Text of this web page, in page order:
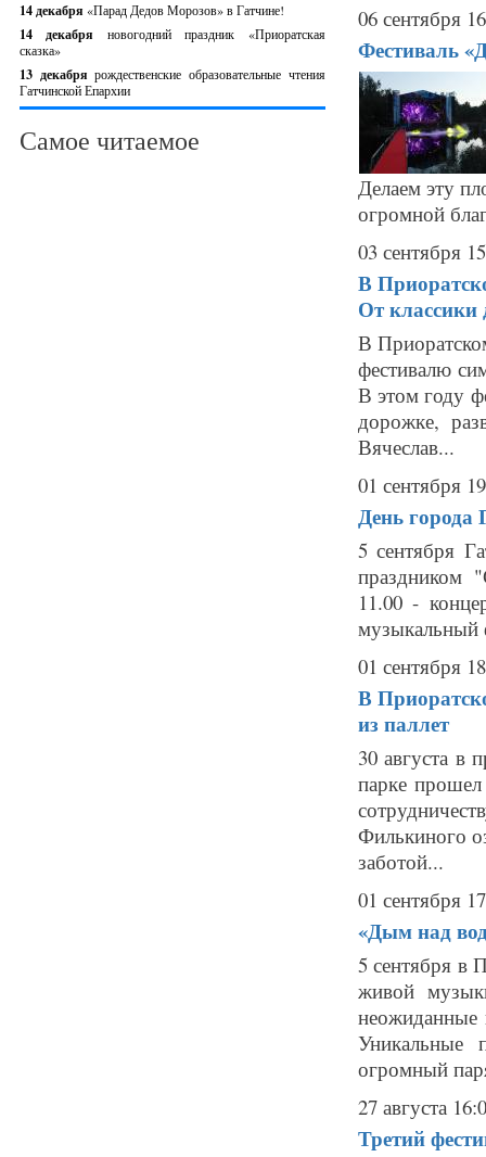
14 декабря «Парад Дедов Морозов» в Гатчине!
14 декабря новогодний праздник «Приоратская
сказка»
13 декабрярождественские образовательные чтения
Гатчинской Епархии
Самое читаемое
06 сентября
Фестиваль
Делаем эту
огромной
03 сентября
В
От классики
В
фестивалю
В этом году
дорожке,
Вячеслав...
01 сентября
День города
5 сентября
праздником
11.00 -
музыкальный
01 сентября
В
из паллет
30 августа в
парке прошел
Филькиного
заботой...
01 сентября
«Дым над
5 сентября в
живой
неожиданные
Уникальные
огромный
27 августа
Третий